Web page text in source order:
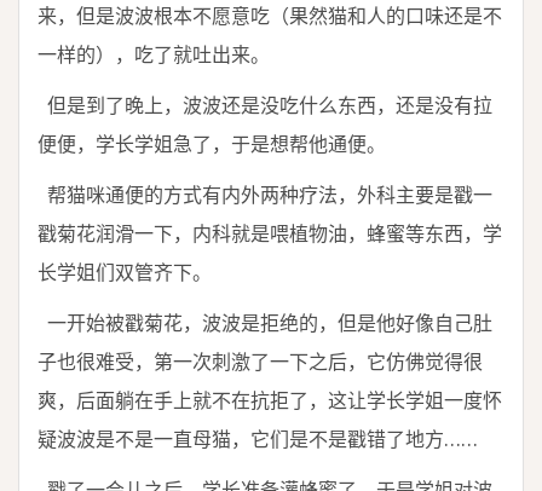
来，但是波波根本不愿意吃（果然猫和人的口味还是不
一样的），吃了就吐出来。
但是到了晚上，波波还是没吃什么东西，还是没有拉
便便，学长学姐急了，于是想帮他通便。
帮猫咪通便的方式有内外两种疗法，外科主要是戳一
戳菊花润滑一下，内科就是喂植物油，蜂蜜等东西，学
长学姐们双管齐下。
一开始被戳菊花，波波是拒绝的，但是他好像自己肚
子也很难受，第一次刺激了一下之后，它仿佛觉得很
爽，后面躺在手上就不在抗拒了，这让学长学姐一度怀
疑波波是不是一直母猫，它们是不是戳错了地方……